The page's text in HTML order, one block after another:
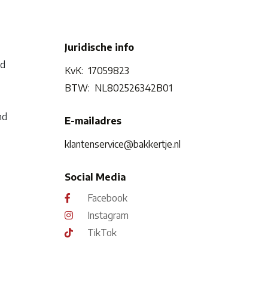
Juridische info
KvK: 17059823
BTW: NL802526342B01
E-mailadres
klantenservice@bakkertje.nl
Social Media
Facebook
Instagram
TikTok